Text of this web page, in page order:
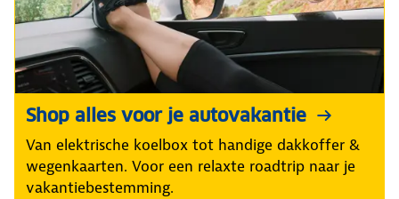
Shop alles voor je autovakantie
Van elektrische koelbox tot handige dakkoffer &
wegenkaarten. Voor een relaxte roadtrip naar je
vakantiebestemming.